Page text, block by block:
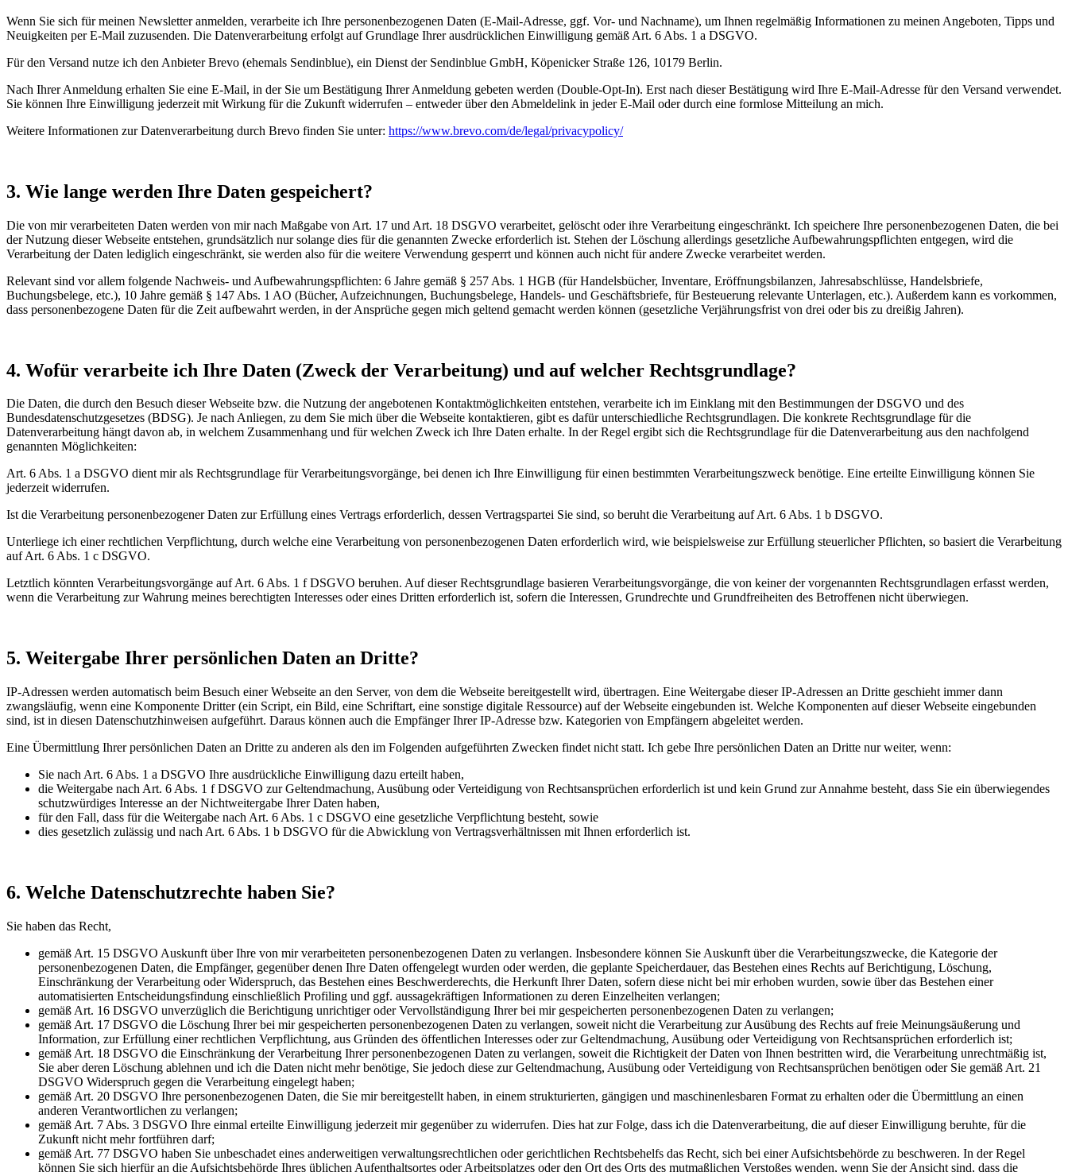
Wenn Sie sich für meinen Newsletter anmelden, verarbeite ich Ihre personenbezogenen Daten (E-Mail-Adresse, ggf. Vor- und Nachname), um Ihnen regelmäßig Informationen zu meinen Angeboten, Tipps und
Neuigkeiten per E-Mail zuzusenden. Die Datenverarbeitung erfolgt auf Grundlage Ihrer ausdrücklichen Einwilligung gemäß Art. 6 Abs. 1 a DSGVO.
Für den Versand nutze ich den Anbieter Brevo (ehemals Sendinblue), ein Dienst der Sendinblue GmbH, Köpenicker Straße 126, 10179 Berlin.
Nach Ihrer Anmeldung erhalten Sie eine E-Mail, in der Sie um Bestätigung Ihrer Anmeldung gebeten werden (Double-Opt-In). Erst nach dieser Bestätigung wird Ihre E-Mail-Adresse für den Versand verwendet.
Sie können Ihre Einwilligung jederzeit mit Wirkung für die Zukunft widerrufen – entweder über den Abmeldelink in jeder E-Mail oder durch eine formlose Mitteilung an mich.
Weitere Informationen zur Datenverarbeitung durch Brevo finden Sie unter: https://www.brevo.com/de/legal/privacypolicy/
3. Wie lange werden Ihre Daten gespeichert?
Die von mir verarbeiteten Daten werden von mir nach Maßgabe von Art. 17 und Art. 18 DSGVO verarbeitet, gelöscht oder ihre Verarbeitung eingeschränkt. Ich speichere Ihre personenbezogenen Daten, die bei
der Nutzung dieser Webseite entstehen, grundsätzlich nur solange dies für die genannten Zwecke erforderlich ist. Stehen der Löschung allerdings gesetzliche Aufbewahrungspflichten entgegen, wird die
Verarbeitung der Daten lediglich eingeschränkt, sie werden also für die weitere Verwendung gesperrt und können auch nicht für andere Zwecke verarbeitet werden.
Relevant sind vor allem folgende Nachweis- und Aufbewahrungspflichten: 6 Jahre gemäß § 257 Abs. 1 HGB (für Handelsbücher, Inventare, Eröffnungsbilanzen, Jahresabschlüsse, Handelsbriefe,
Buchungsbelege, etc.), 10 Jahre gemäß § 147 Abs. 1 AO (Bücher, Aufzeichnungen, Buchungsbelege, Handels- und Geschäftsbriefe, für Besteuerung relevante Unterlagen, etc.). Außerdem kann es vorkommen,
dass personenbezogene Daten für die Zeit aufbewahrt werden, in der Ansprüche gegen mich geltend gemacht werden können (gesetzliche Verjährungsfrist von drei oder bis zu dreißig Jahren).
4. Wofür verarbeite ich Ihre Daten (Zweck der Verarbeitung) und auf welcher Rechtsgrundlage?
Die Daten, die durch den Besuch dieser Webseite bzw. die Nutzung der angebotenen Kontaktmöglichkeiten entstehen, verarbeite ich im Einklang mit den Bestimmungen der DSGVO und des
Bundesdatenschutzgesetzes (BDSG). Je nach Anliegen, zu dem Sie mich über die Webseite kontaktieren, gibt es dafür unterschiedliche Rechtsgrundlagen. Die konkrete Rechtsgrundlage für die
Datenverarbeitung hängt davon ab, in welchem Zusammenhang und für welchen Zweck ich Ihre Daten erhalte. In der Regel ergibt sich die Rechtsgrundlage für die Datenverarbeitung aus den nachfolgend
genannten Möglichkeiten:
Art. 6 Abs. 1 a DSGVO dient mir als Rechtsgrundlage für Verarbeitungsvorgänge, bei denen ich Ihre Einwilligung für einen bestimmten Verarbeitungszweck benötige. Eine erteilte Einwilligung können Sie
jederzeit widerrufen.
Ist die Verarbeitung personenbezogener Daten zur Erfüllung eines Vertrags erforderlich, dessen Vertragspartei Sie sind, so beruht die Verarbeitung auf Art. 6 Abs. 1 b DSGVO.
Unterliege ich einer rechtlichen Verpflichtung, durch welche eine Verarbeitung von personenbezogenen Daten erforderlich wird, wie beispielsweise zur Erfüllung steuerlicher Pflichten, so basiert die Verarbeitung
auf Art. 6 Abs. 1 c DSGVO.
Letztlich könnten Verarbeitungsvorgänge auf Art. 6 Abs. 1 f DSGVO beruhen. Auf dieser Rechtsgrundlage basieren Verarbeitungsvorgänge, die von keiner der vorgenannten Rechtsgrundlagen erfasst werden,
wenn die Verarbeitung zur Wahrung meines berechtigten Interesses oder eines Dritten erforderlich ist, sofern die Interessen, Grundrechte und Grundfreiheiten des Betroffenen nicht überwiegen.
5. Weitergabe Ihrer persönlichen Daten an Dritte?
IP-Adressen werden automatisch beim Besuch einer Webseite an den Server, von dem die Webseite bereitgestellt wird, übertragen. Eine Weitergabe dieser IP-Adressen an Dritte geschieht immer dann
zwangsläufig, wenn eine Komponente Dritter (ein Script, ein Bild, eine Schriftart, eine sonstige digitale Ressource) auf der Webseite eingebunden ist. Welche Komponenten auf dieser Webseite eingebunden
sind, ist in diesen Datenschutzhinweisen aufgeführt. Daraus können auch die Empfänger Ihrer IP-Adresse bzw. Kategorien von Empfängern abgeleitet werden.
Eine Übermittlung Ihrer persönlichen Daten an Dritte zu anderen als den im Folgenden aufgeführten Zwecken findet nicht statt. Ich gebe Ihre persönlichen Daten an Dritte nur weiter, wenn:
Sie nach Art. 6 Abs. 1 a DSGVO Ihre ausdrückliche Einwilligung dazu erteilt haben,
die Weitergabe nach Art. 6 Abs. 1 f DSGVO zur Geltendmachung, Ausübung oder Verteidigung von Rechtsansprüchen erforderlich ist und kein Grund zur Annahme besteht, dass Sie ein überwiegendes
schutzwürdiges Interesse an der Nichtweitergabe Ihrer Daten haben,
für den Fall, dass für die Weitergabe nach Art. 6 Abs. 1 c DSGVO eine gesetzliche Verpflichtung besteht, sowie
dies gesetzlich zulässig und nach Art. 6 Abs. 1 b DSGVO für die Abwicklung von Vertragsverhältnissen mit Ihnen erforderlich ist.
6. Welche Datenschutzrechte haben Sie?
Sie haben das Recht,
gemäß Art. 15 DSGVO Auskunft über Ihre von mir verarbeiteten personenbezogenen Daten zu verlangen. Insbesondere können Sie Auskunft über die Verarbeitungszwecke, die Kategorie der
personenbezogenen Daten, die Empfänger, gegenüber denen Ihre Daten offengelegt wurden oder werden, die geplante Speicherdauer, das Bestehen eines Rechts auf Berichtigung, Löschung,
Einschränkung der Verarbeitung oder Widerspruch, das Bestehen eines Beschwerderechts, die Herkunft Ihrer Daten, sofern diese nicht bei mir erhoben wurden, sowie über das Bestehen einer
automatisierten Entscheidungsfindung einschließlich Profiling und ggf. aussagekräftigen Informationen zu deren Einzelheiten verlangen;
gemäß Art. 16 DSGVO unverzüglich die Berichtigung unrichtiger oder Vervollständigung Ihrer bei mir gespeicherten personenbezogenen Daten zu verlangen;
gemäß Art. 17 DSGVO die Löschung Ihrer bei mir gespeicherten personenbezogenen Daten zu verlangen, soweit nicht die Verarbeitung zur Ausübung des Rechts auf freie Meinungsäußerung und
Information, zur Erfüllung einer rechtlichen Verpflichtung, aus Gründen des öffentlichen Interesses oder zur Geltendmachung, Ausübung oder Verteidigung von Rechtsansprüchen erforderlich ist;
gemäß Art. 18 DSGVO die Einschränkung der Verarbeitung Ihrer personenbezogenen Daten zu verlangen, soweit die Richtigkeit der Daten von Ihnen bestritten wird, die Verarbeitung unrechtmäßig ist,
Sie aber deren Löschung ablehnen und ich die Daten nicht mehr benötige, Sie jedoch diese zur Geltendmachung, Ausübung oder Verteidigung von Rechtsansprüchen benötigen oder Sie gemäß Art. 21
DSGVO Widerspruch gegen die Verarbeitung eingelegt haben;
gemäß Art. 20 DSGVO Ihre personenbezogenen Daten, die Sie mir bereitgestellt haben, in einem strukturierten, gängigen und maschinenlesbaren Format zu erhalten oder die Übermittlung an einen
anderen Verantwortlichen zu verlangen;
gemäß Art. 7 Abs. 3 DSGVO Ihre einmal erteilte Einwilligung jederzeit mir gegenüber zu widerrufen. Dies hat zur Folge, dass ich die Datenverarbeitung, die auf dieser Einwilligung beruhte, für die
Zukunft nicht mehr fortführen darf;
gemäß Art. 77 DSGVO haben Sie unbeschadet eines anderweitigen verwaltungsrechtlichen oder gerichtlichen Rechtsbehelfs das Recht, sich bei einer Aufsichtsbehörde zu beschweren. In der Regel
können Sie sich hierfür an die Aufsichtsbehörde Ihres üblichen Aufenthaltsortes oder Arbeitsplatzes oder den Ort des Orts des mutmaßlichen Verstoßes wenden, wenn Sie der Ansicht sind, dass die